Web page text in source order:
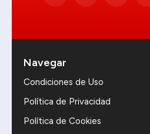
Navegar
Condiciones de Uso
Política de Privacidad
Política de Cookies